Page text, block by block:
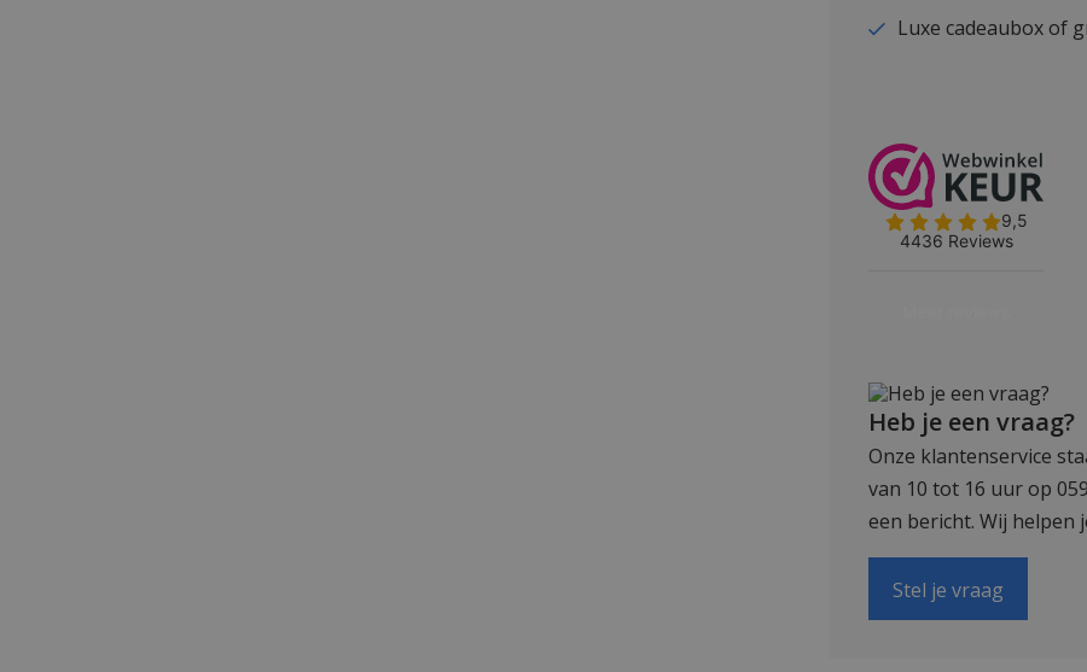
Luxe cadeaubox of
Heb je een vraag?
Onze klantenservice
van 10 tot 16 uur op
een bericht. Wij helpen
Stel je vraag